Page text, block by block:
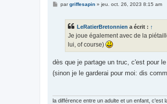
Mpargriffesapin» jeu. oct. 26, 2023 8:15 am
LeRatierBretonnien a écrit : ↑
Je joue également avec de la
lui, of course)
dès que je partage un truc, c'est pour
(sinon je le garderai pour moi: dis
la différence entre un adulte et un enfant, c'est